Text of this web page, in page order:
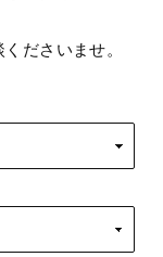
ださいませ。